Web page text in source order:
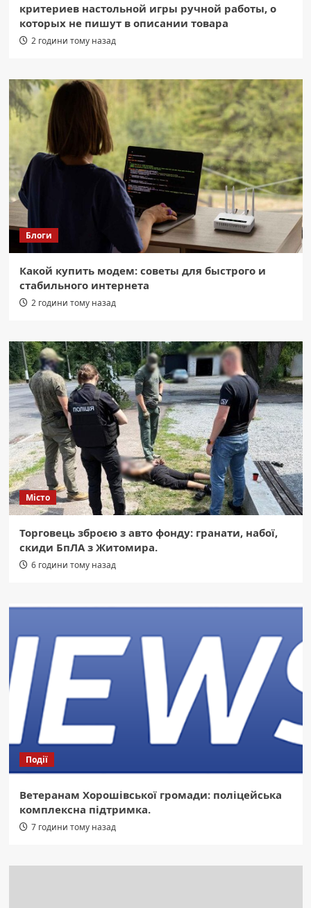
критериев настольной игры ручной работы, о
которых не пишут в описании товара
2 години тому назад
Блоги
Какой купить модем: советы для быстрого и
стабильного интернета
2 години тому назад
Місто
Торговець зброєю з авто фонду: гранати, набої,
скиди БпЛА з Житомира.
6 години тому назад
Події
Ветеранам Хорошівської громади: поліцейська
комплексна підтримка.
7 години тому назад